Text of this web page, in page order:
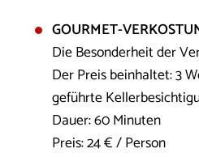
GOURMET-
Die Besonderheit der
Der Preis beinhaltet: 3
geführte
Dauer: 60 Minuten
Preis: 24 € / Person